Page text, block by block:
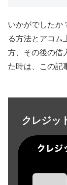
いかがでしたか
る方法とアコム
方、その後の借
た時は、この記
クレジッ